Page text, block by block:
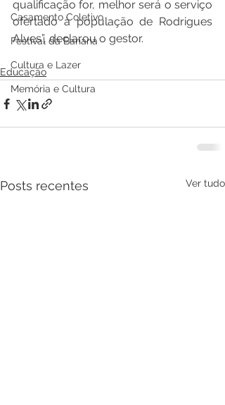
Casamento Coletivo
Festival da Banana
Cultura e Lazer
Memória e Cultura
qualificação for, melhor será o serviço
ofertado à população de Rodrigues
Alves”, declarou o gestor.
Educação
Posts recentes Ver tudo